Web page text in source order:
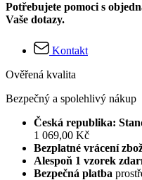
Potřebujete pomoci s
Vaše dotazy.
Kontakt
Ověřená kvalita
Bezpečný a spolehlivý nákup
Česká republika:
1 069,00 Kč
Bezplatné vrácení
Alespoň 1 vzorek
Bezpečná platba